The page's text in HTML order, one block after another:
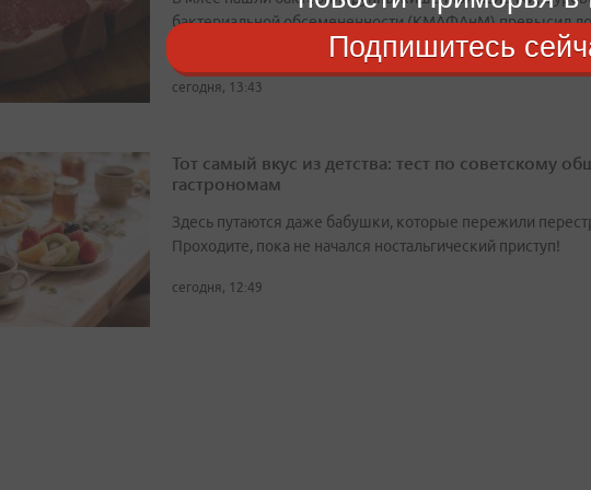
бактериальной обсемененности (КМАФАнМ) превысил
сегодня, 13:43
Тот самый вкус из детства: тест по советскому
гастрономам
Здесь путаются даже бабушки, которые пережили
Проходите, пока не начался ностальгический приступ!
сегодня, 12:49
Подпишитесь